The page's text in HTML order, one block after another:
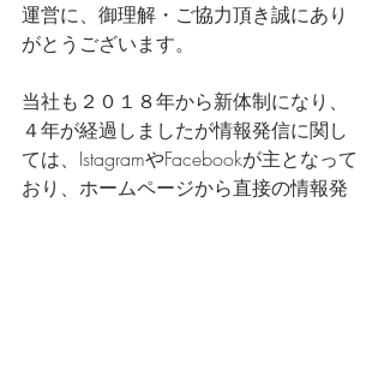
運営に、御理解・ご協力頂き誠にあり
がとうございます。
当社も２０１８年から新体制になり、
４年が経過しましたが情報発信に関し
ては、IstagramやFacebookが主となって
おり、ホームページから直接の情報発